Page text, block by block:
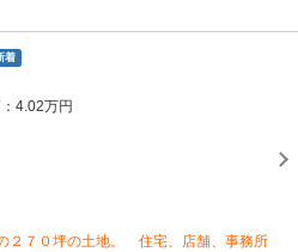
着
4.02万円
２７０坪の土地。 住宅、店舗、事務所